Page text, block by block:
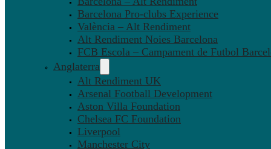
Barcelona Pro-clubs Experience
València – Alt Rendiment
Alt Rendiment Noies Barcelona
FCB Escola – Campament de Futbol
Anglaterra
Alt Rendiment UK
Arsenal Football Development
Aston Villa Foundation
Chelsea FC Foundation
Liverpool
Manchester City